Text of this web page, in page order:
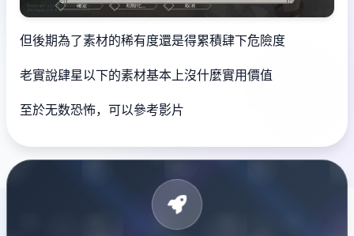
但後期為了素材的稀有度還是得累積肆下危險度
老實說肆星以下的素材基本上沒什麼實用價值
至於无数恐怖，可以參考影片